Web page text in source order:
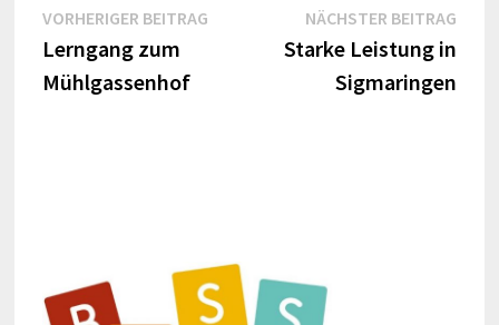
Beitrags-
Navigation
VORHERIGER BEITRAGVorheriger
Lerngang zum
Mühlgassenhof
NÄCHSTER BEITRAG
Starke Leistung in
Sigmaringen